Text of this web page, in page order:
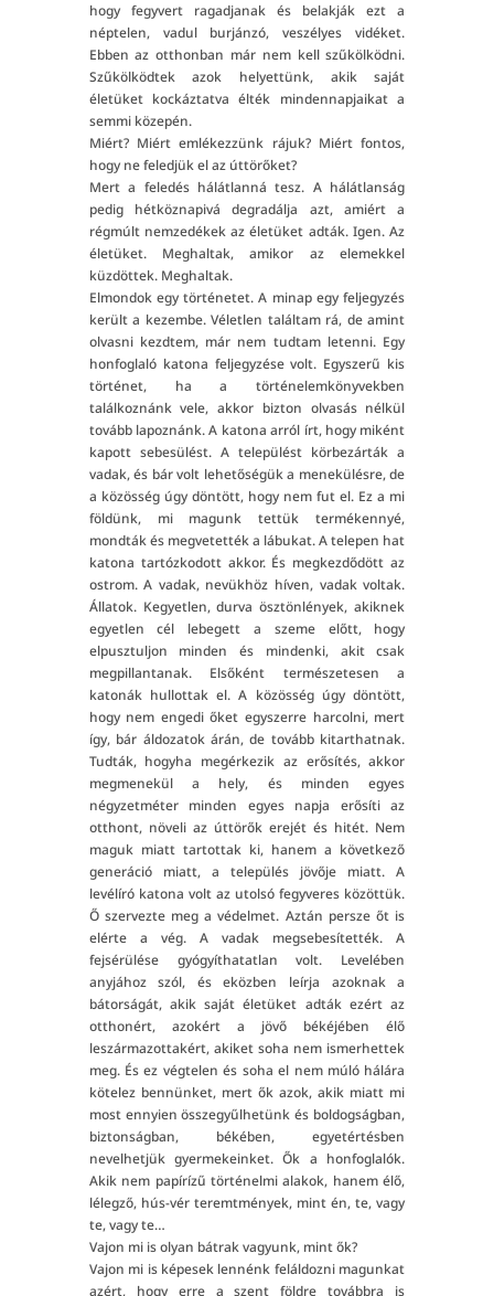
hogy fegyvert ragadjanak és belakják ezt a
néptelen, vadul burjánzó, veszélyes vidéket.
Ebben az otthonban már nem kell szűkölködni.
Szűkölködtek azok helyettünk, akik saját
életüket kockáztatva élték mindennapjaikat a
semmi közepén.
Miért? Miért emlékezzünk rájuk? Miért fontos,
hogy ne feledjük el az úttörőket?
Mert a feledés hálátlanná tesz. A hálátlanság
pedig hétköznapivá degradálja azt, amiért a
régmúlt nemzedékek az életüket adták. Igen. Az
életüket. Meghaltak, amikor az elemekkel
küzdöttek. Meghaltak.
Elmondok egy történetet. A minap egy feljegyzés
került a kezembe. Véletlen találtam rá, de amint
olvasni kezdtem, már nem tudtam letenni. Egy
honfoglaló katona feljegyzése volt. Egyszerű kis
történet, ha a történelemkönyvekben
találkoznánk vele, akkor bizton olvasás nélkül
tovább lapoznánk. A katona arról írt, hogy miként
kapott sebesülést. A települést körbezárták a
vadak, és bár volt lehetőségük a menekülésre, de
a közösség úgy döntött, hogy nem fut el. Ez a mi
földünk, mi magunk tettük termékennyé,
mondták és megvetették a lábukat. A telepen hat
katona tartózkodott akkor. És megkezdődött az
ostrom. A vadak, nevükhöz híven, vadak voltak.
Állatok. Kegyetlen, durva ösztönlények, akiknek
egyetlen cél lebegett a szeme előtt, hogy
elpusztuljon minden és mindenki, akit csak
megpillantanak. Elsőként természetesen a
katonák hullottak el. A közösség úgy döntött,
hogy nem engedi őket egyszerre harcolni, mert
így, bár áldozatok árán, de tovább kitarthatnak.
Tudták, hogyha megérkezik az erősítés, akkor
megmenekül a hely, és minden egyes
négyzetméter minden egyes napja erősíti az
otthont, növeli az úttörők erejét és hitét. Nem
maguk miatt tartottak ki, hanem a következő
generáció miatt, a település jövője miatt. A
levélíró katona volt az utolsó fegyveres közöttük.
Ő szervezte meg a védelmet. Aztán persze őt is
elérte a vég. A vadak megsebesítették. A
fejsérülése gyógyíthatatlan volt. Levelében
anyjához szól, és eközben leírja azoknak a
bátorságát, akik saját életüket adták ezért az
otthonért, azokért a jövő békéjében élő
leszármazottakért, akiket soha nem ismerhettek
meg. És ez végtelen és soha el nem múló hálára
kötelez bennünket, mert ők azok, akik miatt mi
most ennyien összegyűlhetünk és boldogságban,
biztonságban, békében, egyetértésben
nevelhetjük gyermekeinket. Ők a honfoglalók.
Akik nem papírízű történelmi alakok, hanem élő,
lélegző, hús-vér teremtmények, mint én, te, vagy
te, vagy te…
Vajon mi is olyan bátrak vagyunk, mint ők?
Vajon mi is képesek lennénk feláldozni magunkat
azért, hogy erre a szent földre továbbra is